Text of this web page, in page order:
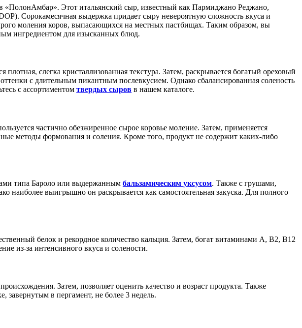
«ПолонАмбар». Этот итальянский сыр, известный как Пармиджано Реджано,
Сорокамесячная выдержка придает сыру невероятную сложность вкуса и
моления коров, выпасающихся на местных пастбищах. Таким образом, вы
ингредиентом для изысканных блюд.
слегка кристаллизованная текстура. Затем, раскрывается богатый ореховый
с длительным пикантным послевкусием. Однако сбалансированная соленость
с ассортиментом твердых сыров в нашем каталоге.
частично обезжиренное сырое коровье моление. Затем, применяется
методы формования и соления. Кроме того, продукт не содержит каких-либо
типа Бароло или выдержанным бальзамическим уксусом. Также с грушами,
наиболее выигрышно он раскрывается как самостоятельная закуска. Для полного
белок и рекордное количество кальция. Затем, богат витаминами A, B2, B12
из-за интенсивного вкуса и солености.
Затем, позволяет оценить качество и возраст продукта. Также
завернутым в пергамент, не более 3 недель.